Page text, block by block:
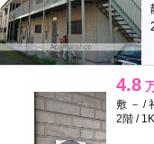
4.8
敷 － /
2階 /